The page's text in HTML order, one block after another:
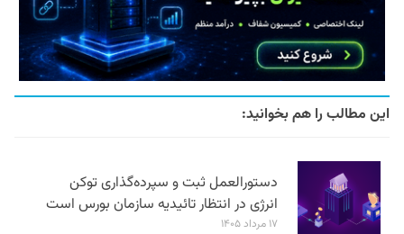
این مطالب را هم بخوانید:
دستورالعمل ثبت و سپرده‌گذاری توکن
انرژی در انتظار تائیدیه سازمان بورس است
۱۷ مرداد ۱۴۰۵